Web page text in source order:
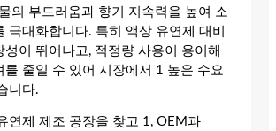
의 부드러움과 향기 지속력을 높여 소
극대화합니다. 특히 액상 유연제 대비
성이 뛰어나고, 적정량 사용이 용이해
를 줄일 수 있어 시장에서 1 높은 수요
니다.
연제 제조 공장을 찾고 1, OEM과